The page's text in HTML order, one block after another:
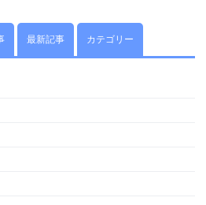
最新記事 カテゴリー